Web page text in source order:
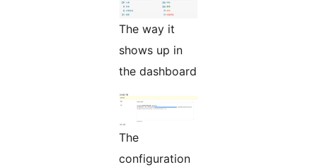
The way it
shows up in
the dashboard
The
configuration